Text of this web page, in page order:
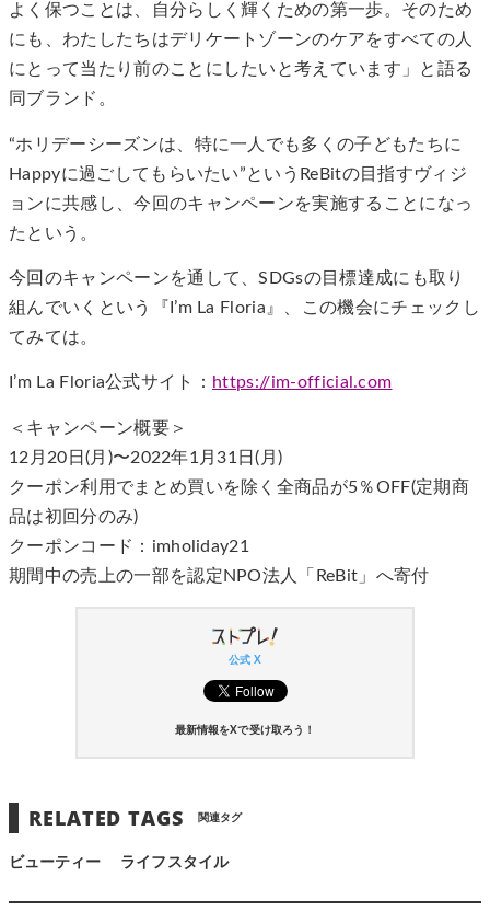
よく保つことは、自分らしく輝くための第一歩。そのため
にも、わたしたちはデリケートゾーンのケアをすべての人
にとって当たり前のことにしたいと考えています」と語る
同ブランド。
“ホリデーシーズンは、特に一人でも多くの子どもたちに
Happyに過ごしてもらいたい”というReBitの目指すヴィジ
ョンに共感し、今回のキャンペーンを実施することになっ
たという。
今回のキャンペーンを通して、SDGsの目標達成にも取り
組んでいくという『I’m La Floria』、この機会にチェックし
てみては。
I’m La Floria公式サイト： https://im-official.com
＜キャンペーン概要＞
12月20日(月)〜2022年1月31日(月)
クーポン利用でまとめ買いを除く全商品が5％OFF(定期商
品は初回分のみ)
クーポンコード：imholiday21
期間中の売上の一部を認定NPO法人「ReBit」へ寄付
公式 X
最新情報をXで受け取ろう！
RELATED TAGS 関連タグ
ビューティー ライフスタイル